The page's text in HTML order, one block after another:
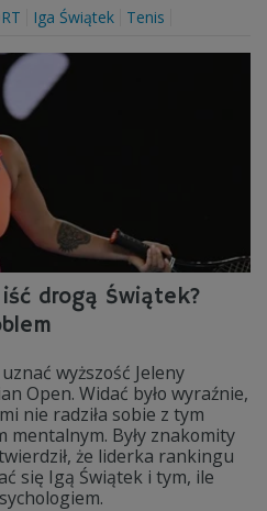
Iga Świątek Tenis
drogą Świątek?
wyższość Jeleny
Open. Widać było wyraźnie,
nie radziła sobie z tym
mentalnym. Były znakomity
że liderka rankingu
się Igą Świątek i tym, ile